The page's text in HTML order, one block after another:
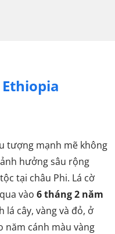
Ethiopia
tượng mạnh mẽ không
hưởng sâu rộng
tại châu Phi. Lá cờ
vào 6 tháng 2 năm
lá cây, vàng và đỏ, ở
năm cánh màu vàng